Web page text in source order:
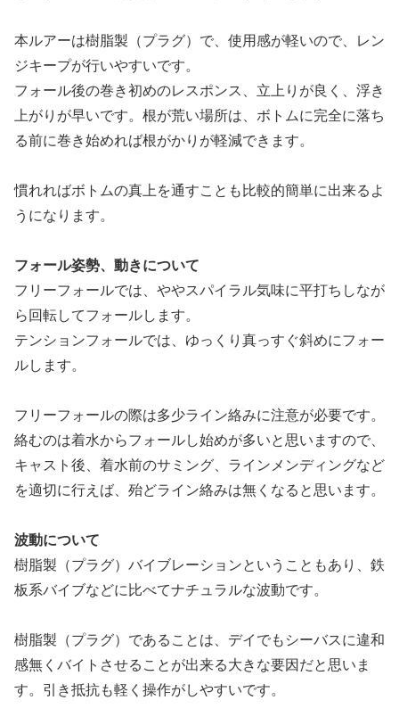
本ルアーは樹脂製（プラグ）で、使用感が軽いので、レン
ジキープが行いやすいです。
フォール後の巻き初めのレスポンス、立上りが良く、浮き
上がりが早いです。根が荒い場所は、ボトムに完全に落ち
る前に巻き始めれば根がかりが軽減できます。
慣れればボトムの真上を通すことも比較的簡単に出来るよ
うになります。
フォール姿勢、動きについて
フリーフォールでは、ややスパイラル気味に平打ちしなが
ら回転してフォールします。
テンションフォールでは、ゆっくり真っすぐ斜めにフォー
ルします。
フリーフォールの際は多少ライン絡みに注意が必要です。
絡むのは着水からフォールし始めが多いと思いますので、
キャスト後、着水前のサミング、ラインメンディングなど
を適切に行えば、殆どライン絡みは無くなると思います。
波動について
樹脂製（プラグ）バイブレーションということもあり、鉄
板系バイブなどに比べてナチュラルな波動です。
樹脂製（プラグ）であることは、 デイでもシーバスに違和
感無くバイトさせることが出来る大きな要因だと思いま
す。引き抵抗も軽く操作がしやすいです。